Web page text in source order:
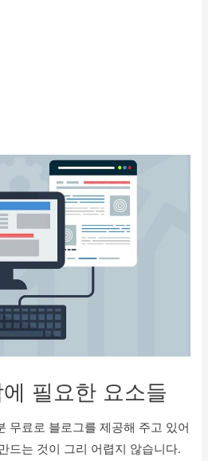
필요한 요소들
무료로 블로그를 제공해 주고 있어
드는 것이 그리 어렵지 않습니다.